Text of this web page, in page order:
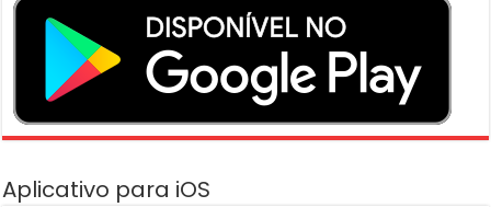
Aplicativo para iOS